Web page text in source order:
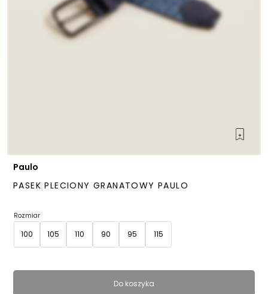
Paulo
PASEK PLECIONY GRANATOWY PAULO
Rozmiar
100 105 110 90 95 115
Do koszyka